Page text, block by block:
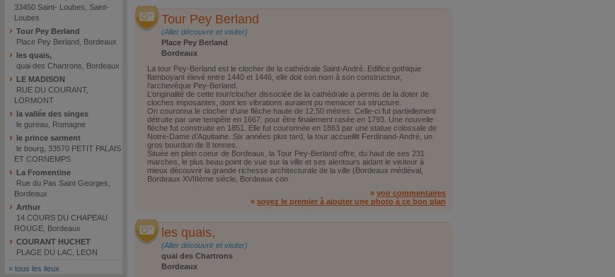
33450 Saint- Loubes, Saint-
Loubes
Tour Pey Berland
Place Pey Berland, Bordeaux
les quais,
quai des Chartrons, Bordeaux
LE MADISON
RUE DU COURANT,
LORMONT
la vallée des singes
le gureau, Romagne
le prince sarment
le bourg, 33570 PETIT PALAIS
ET CORNEMPS
La Fromentine
Rue du Pas Saint Georges,
Bordeaux
Arthur
14 COURS DU CHAPEAU
ROUGE, Bordeaux
COURANT HUCHET
PLAGE DU LAC, LEON
» tous les lieux
Tour Pey Berland
(Aller découvrir et visiter)
Place Pey Berland
Bordeaux
La tour Pey-Berland est le clocher de la cathédrale Saint-André. Edifice gothique
flamboyant élevé entre 1440 et 1446, elle doit son nom à son constructeur,
l’archevêque Pey-Berland.
L’originalité de cette tour/clocher dissociée de la cathédrale a permis de la doter de
cloches imposantes, dont les vibrations auraient pu menacer sa structure.
On couronna le clocher d’une flèche haute de 12,50 mètres. Celle-ci fut partiellement
détruite par une tempête en 1667, pour être finalement rasée en 1793. Une nouvelle
flèche fut construite en 1851. Elle fut couronnée en 1863 par une statue colossale de
Notre-Dame d’Aquitaine. Six années plus tard, la tour accueillit Ferdinand-André, un
gros bourdon de 8 tonnes.
Située en plein coeur de Bordeaux, la Tour Pey-Berland offre, du haut de ses 231
marches, le plus beau point de vue sur la ville et ses alentours aidant le visiteur à
mieux découvrir la grande richesse architecturale de la ville (Bordeaux médiéval,
Bordeaux XVIIIème siècle, Bordeaux con
» voir commentaires
» soyez le premier à ajouter une photo à ce bon plan
les quais,
(Aller découvrir et visiter)
quai des Chartrons
Bordeaux